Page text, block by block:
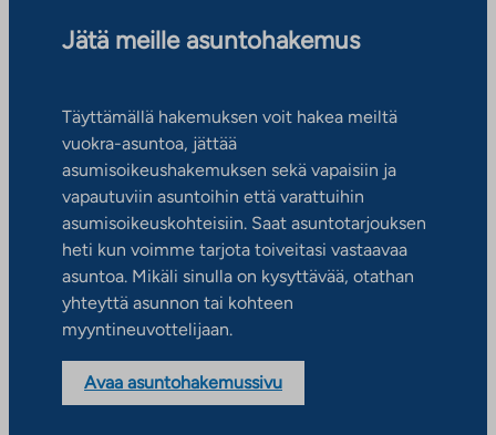
Jätä meille asuntohakemus
Täyttämällä hakemuksen voit hakea meiltä
vuokra-asuntoa, jättää
asumisoikeushakemuksen sekä vapaisiin ja
vapautuviin asuntoihin että varattuihin
asumisoikeuskohteisiin. Saat asuntotarjouksen
heti kun voimme tarjota toiveitasi vastaavaa
asuntoa. Mikäli sinulla on kysyttävää, otathan
yhteyttä asunnon tai kohteen
myyntineuvottelijaan.
Avaa asuntohakemussivu